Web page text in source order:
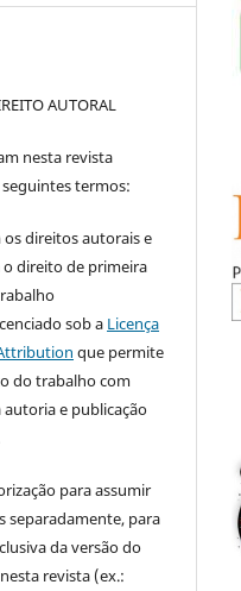
AUTORAL
nesta revista
termos:
direitos autorais e
direito de primeira
sob a Licença
que permite
do trabalho com
e publicação
para assumir
separadamente, para
da versão do
revista (ex.: